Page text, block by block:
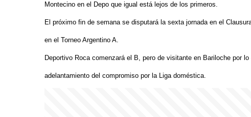
Montecino en el Depo que igual está lejos de los primeros.
El próximo fin de semana se disputará la sexta jornada en el
en el Torneo Argentino A.
Deportivo Roca comenzará el B, pero de visitante en Bariloche por
adelantamiento del compromiso por la Liga doméstica.